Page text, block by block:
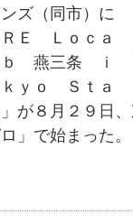
ズ（同市）に
Ｅ Ｌｏｃａ
燕三条 ｉ
ｙｏ Ｓｔａ
」が８月２９日
」で始まった。